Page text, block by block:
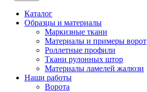
Каталог
Образцы и материалы
Маркизные ткани
Материалы и примеры ворот
Роллетные профили
Ткани рулонных штор
Материалы ламелей жалюзи
Наши работы
Ворота